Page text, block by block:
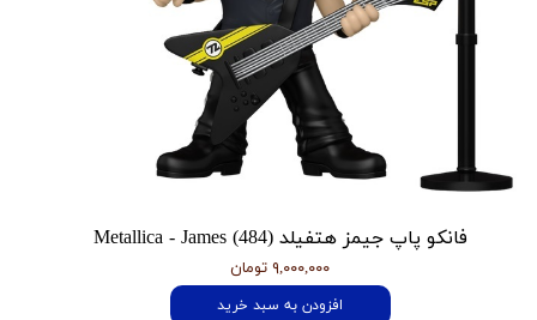
فانکو پاپ جیمز هتفیلد Metallica - James (484)
۹,۰۰۰,۰۰۰ تومان
افزودن به سبد خرید